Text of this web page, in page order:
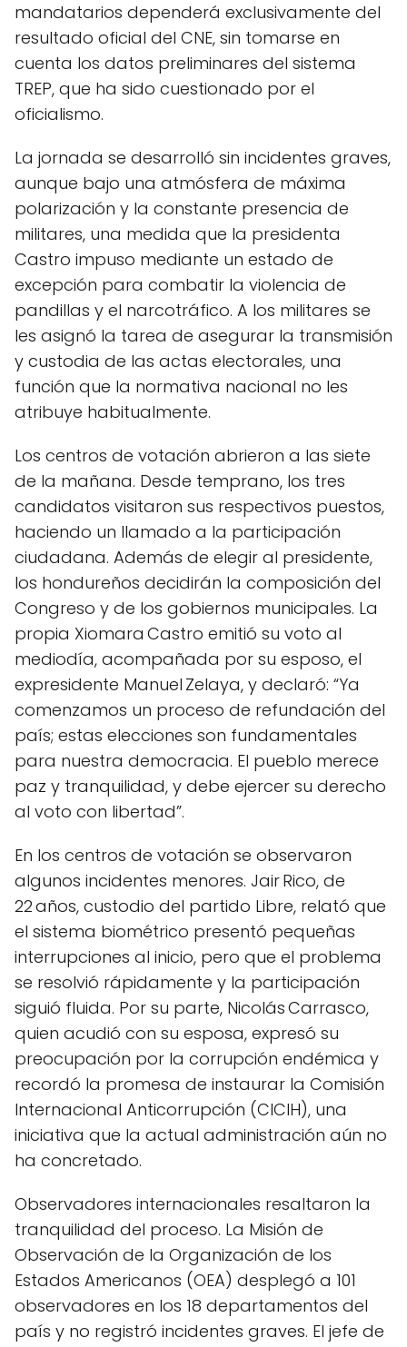
mandatarios dependerá exclusivamente del
resultado oficial del CNE, sin tomarse en
cuenta los datos preliminares del sistema
TREP, que ha sido cuestionado por el
oficialismo.
La jornada se desarrolló sin incidentes graves,
aunque bajo una atmósfera de máxima
polarización y la constante presencia de
militares, una medida que la presidenta
Castro impuso mediante un estado de
excepción para combatir la violencia de
pandillas y el narcotráfico. A los militares se
les asignó la tarea de asegurar la transmisión
y custodia de las actas electorales, una
función que la normativa nacional no les
atribuye habitualmente.
Los centros de votación abrieron a las siete
de la mañana. Desde temprano, los tres
candidatos visitaron sus respectivos puestos,
haciendo un llamado a la participación
ciudadana. Además de elegir al presidente,
los hondureños decidirán la composición del
Congreso y de los gobiernos municipales. La
propia Xiomara Castro emitió su voto al
mediodía, acompañada por su esposo, el
expresidente Manuel Zelaya, y declaró: “Ya
comenzamos un proceso de refundación del
país; estas elecciones son fundamentales
para nuestra democracia. El pueblo merece
paz y tranquilidad, y debe ejercer su derecho
al voto con libertad”.
En los centros de votación se observaron
algunos incidentes menores. Jair Rico, de
22 años, custodio del partido Libre, relató que
el sistema biométrico presentó pequeñas
interrupciones al inicio, pero que el problema
se resolvió rápidamente y la participación
siguió fluida. Por su parte, Nicolás Carrasco,
quien acudió con su esposa, expresó su
preocupación por la corrupción endémica y
recordó la promesa de instaurar la Comisión
Internacional Anticorrupción (CICIH), una
iniciativa que la actual administración aún no
ha concretado.
Observadores internacionales resaltaron la
tranquilidad del proceso. La Misión de
Observación de la Organización de los
Estados Americanos (OEA) desplegó a 101
observadores en los 18 departamentos del
país y no registró incidentes graves. El jefe de